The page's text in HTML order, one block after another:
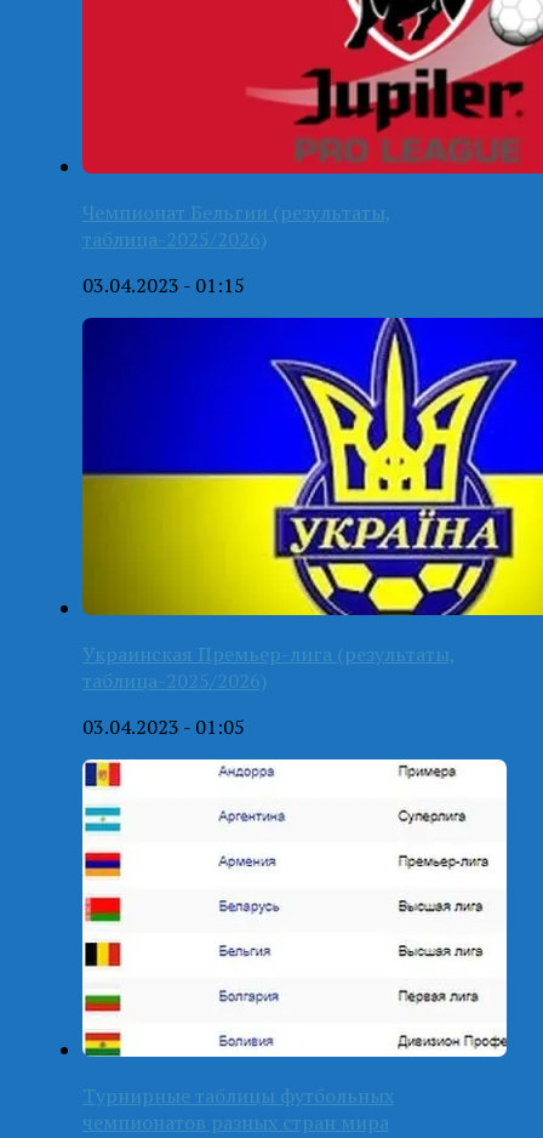
Чемпионат Бельгии (результаты,
таблица-2025/2026)
03.04.2023 - 01:15
Украинская Премьер-лига (результаты,
таблица-2025/2026)
03.04.2023 - 01:05
Турнирные таблицы футбольных
чемпионатов разных стран мира